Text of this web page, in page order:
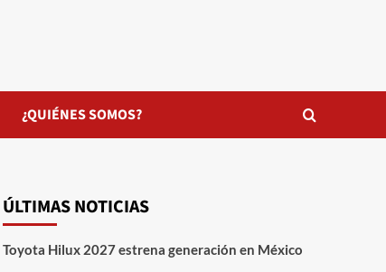
¿QUIÉNES SOMOS?
ÚLTIMAS NOTICIAS
Toyota Hilux 2027 estrena generación en México